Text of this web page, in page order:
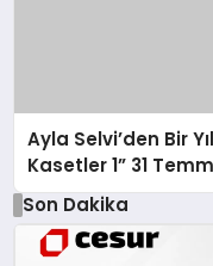
Ayla Selvi’den Bir
Kasetler 1” 31
Son Dakika